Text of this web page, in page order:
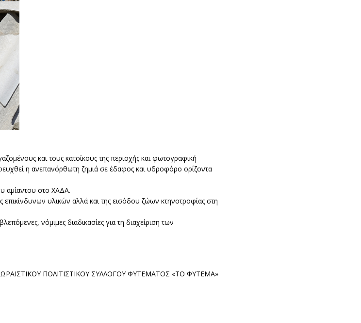
και τους κατοίκους της περιοχής και φωτογραφική
η ανεπανόρθωτη ζημιά σε έδαφος και υδροφόρο ορίζοντα
αμίαντου στο ΧΑΔΑ.
υλικών αλλά και της εισόδου ζώων κτηνοτροφίας στη
νόμιμες διαδικασίες για τη διαχείριση των
ΠΟΛΙΤΙΣΤΙΚΟΥ ΣΥΛΛΟΓΟΥ ΦΥΤΕΜΑΤΟΣ «ΤΟ ΦΥΤΕΜΑ»